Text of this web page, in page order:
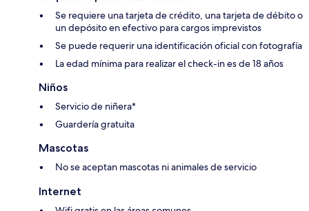
Se requiere una tarjeta de crédito, una tarjeta de débito o
un depósito en efectivo para cargos imprevistos
Se puede requerir una identificación oficial con fotografía
La edad mínima para realizar el check-in es de 18 años
Niños
Servicio de niñera*
Guardería gratuita
Mascotas
No se aceptan mascotas ni animales de servicio
Internet